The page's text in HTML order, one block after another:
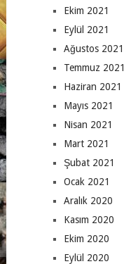
Ekim 2021
Eylül 2021
Ağustos 2021
Temmuz 2021
Haziran 2021
Mayıs 2021
Nisan 2021
Mart 2021
Şubat 2021
Ocak 2021
Aralık 2020
Kasım 2020
Ekim 2020
Eylül 2020